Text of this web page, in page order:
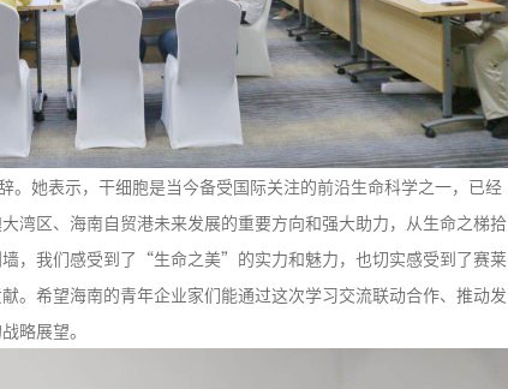
她表示，干细胞是当今备受国际关注的前沿生命科学之一，已经
湾区、海南自贸港未来发展的重要方向和强大助力，‍‍从生命之梯拾
，我们感受到了“生命之美”的实力和魅力，也切实感受到了赛莱
希望海南的青年企业家们能通过这次学习交流联动合作、推动发
略展望。